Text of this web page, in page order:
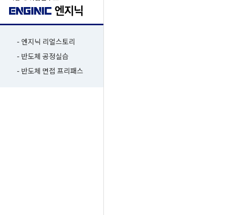
- 엔지닉 리얼스토리
- 반도체 공정실습
- 반도체 면접 프리패스